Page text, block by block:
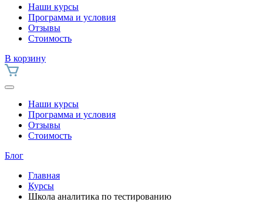
Наши курсы
Программа и условия
Отзывы
Стоимость
В корзину
Наши курсы
Программа и условия
Отзывы
Стоимость
Блог
Главная
Курсы
Школа аналитика по тестированию